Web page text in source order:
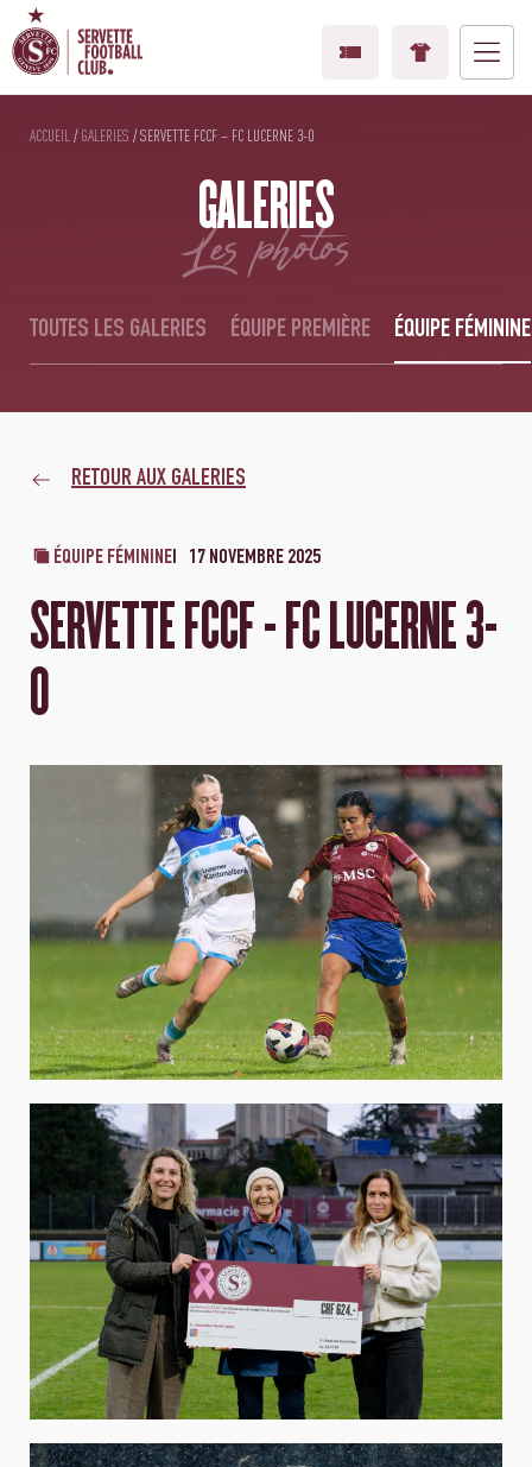
ACCUEIL /GALERIES /SERVETTE FCCF – FC LUCERNE 3-0
GALERIES
les photos
TOUTES LES GALERIES ÉQUIPE PREMIÈRE ÉQUIPE FÉMININE
RETOUR AUX GALERIES
ÉQUIPE FÉMININE 17 NOVEMBRE 2025
SERVETTE FCCF - FC LUCERNE 3-
0